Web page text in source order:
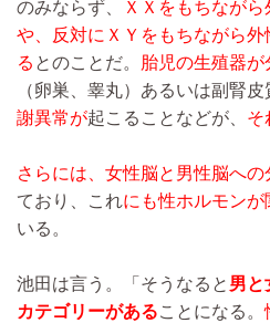
のみならず、
ＸＸをもちなが
や、反対にＸＹをもちながら
る とのことだ。 胎児の生殖器が
（卵巣、睾丸）あるいは副腎
謝異常が起こることなどが、 そ
さらには、女性脳と男性脳へ
ており、これにも性ホルモンが
いる。
池田は言う。「そうなると 男と
カテゴリーがあることになる。